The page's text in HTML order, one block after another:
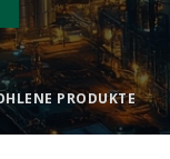
PRODUKTE​